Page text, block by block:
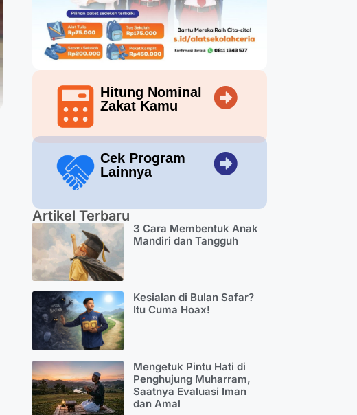
Hitung Nominal
Zakat Kamu
Cek Program
Lainnya
Artikel Terbaru
3 Cara Membentuk Anak
Mandiri dan Tangguh
Kesialan di Bulan Safar?
Itu Cuma Hoax!
Mengetuk Pintu Hati di
Penghujung Muharram,
Saatnya Evaluasi Iman
dan Amal